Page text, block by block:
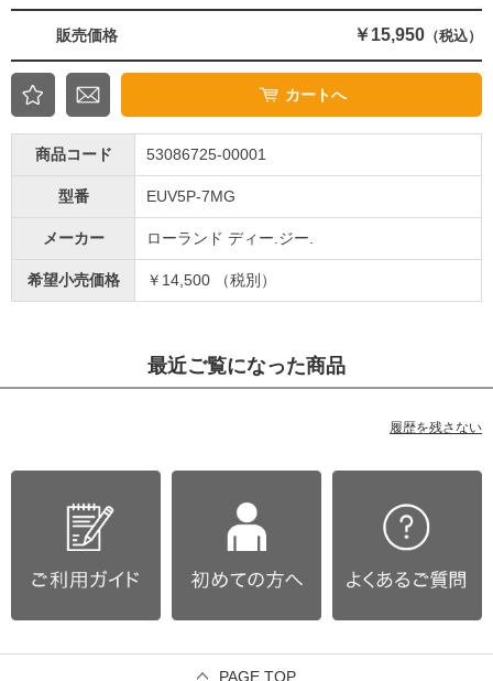
販売価格 ￥15,950 （税込）
カートへ
商品コード 53086725-00001
型番 EUV5P-7MG
メーカー ローランド ディー.ジー.
希望小売価格 ￥14,500 （税別）
最近ご覧になった商品
履歴を残さない
PAGE TOP